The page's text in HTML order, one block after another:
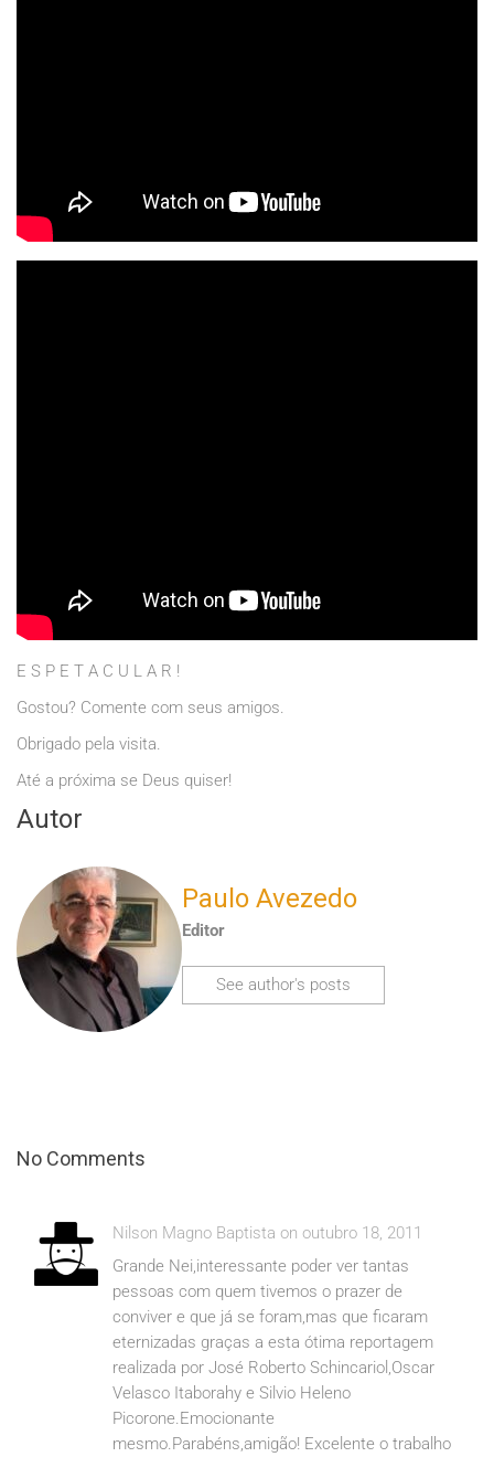
E S P E T A C U L A R !
Gostou? Comente com seus amigos.
Obrigado pela visita.
Até a próxima se Deus quiser!
Autor
Paulo Avezedo
Editor
See author's posts
No Comments
Nilson Magno Baptista on outubro 18, 2011
Grande Nei,interessante poder ver tantas
pessoas com quem tivemos o prazer de
conviver e que já se foram,mas que ficaram
eternizadas graças a esta ótima reportagem
realizada por José Roberto Schincariol,Oscar
Velasco Itaborahy e Silvio Heleno
Picorone.Emocionante
mesmo.Parabéns,amigão! Excelente o trabalho